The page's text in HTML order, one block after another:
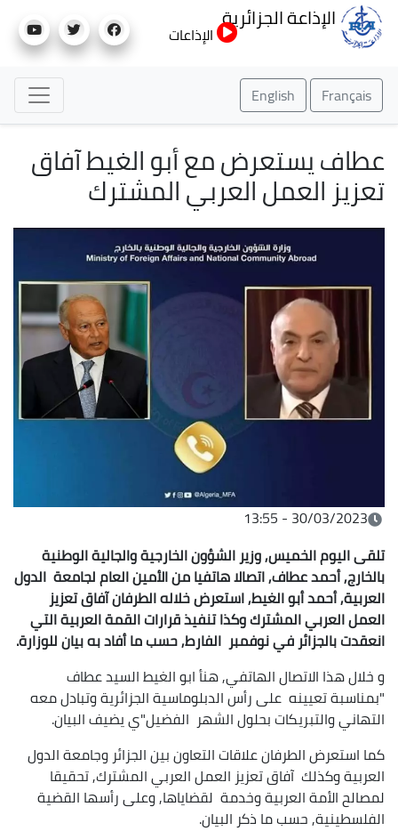
إلى
الإذاعة الجزائرية
الإذاعات
Français
English
عطاف يستعرض مع أبو الغيط آفاق
تعزيز العمل العربي المشترك
30/03/2023 - 13:55
تلقى اليوم الخميس, وزير الشؤون الخارجية والجالية الوطنية
بالخارج, أحمد عطاف, اتصالا هاتفيا من الأمين العام لجامعة الدول
العربية, أحمد أبو الغيط, استعرض خلاله الطرفان آفاق تعزيز
العمل العربي المشترك وكذا تنفيذ قرارات القمة العربية التي
انعقدت بالجزائر في نوفمبر الفارط, حسب ما أفاد به بيان للوزارة.
و خلال هذا الاتصال الهاتفي, هنأ ابو الغيط السيد عطاف
"بمناسبة تعيينه على رأس الدبلوماسية الجزائرية وتبادل معه
التهاني والتبريكات بحلول الشهر الفضيل"ي يضيف البيان.
كما استعرض الطرفان علاقات التعاون بين الجزائر وجامعة الدول
العربية وكذلك آفاق تعزيز العمل العربي المشترك, تحقيقا
لمصالح الأمة العربية وخدمة لقضاياها, وعلى رأسها القضية
الفلسطينية, حسب ما ذكر البيان.